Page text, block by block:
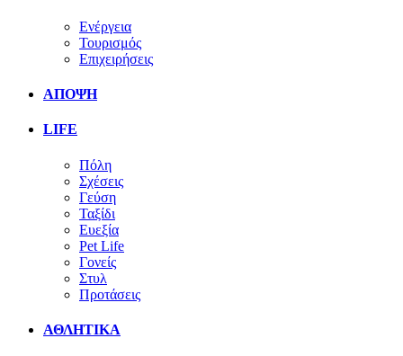
Ενέργεια
Τουρισμός
Επιχειρήσεις
ΑΠΟΨΗ
LIFE
Πόλη
Σχέσεις
Γεύση
Ταξίδι
Ευεξία
Pet Life
Γονείς
Στυλ
Προτάσεις
ΑΘΛΗΤΙΚΑ